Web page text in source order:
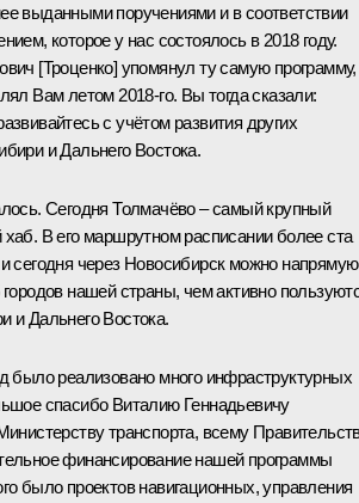
выданными поручениями и в соответствии
которое у нас состоялось в 2018 году.
[Троценко] упомянул ту самую программу,
Вам летом 2018-го. Вы тогда сказали:
с учётом развития других
и Дальнего Востока.
Сегодня Толмачёво – самый крупный
хаб. В его маршрутном расписании более ста
сегодня через Новосибирск можно напрямую
городов нашей страны, чем активно
и Дальнего Востока.
было реализовано много инфраструктурных
спасибо Виталию Геннадьевичу
транспорта, всему
финансирование нашей программы
было проектов навигационных, управления